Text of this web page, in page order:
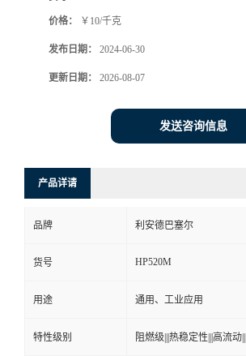
价格： ￥10/千克
发布日期： 2024-06-30
更新日期： 2026-08-07
发送咨询信息
产品详请
品牌 利安德巴塞尔
货号 HP520M
用途 通用、工业应用
特性级别 阻燃级|||热稳定性|||高流动|||